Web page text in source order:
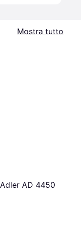
Mostra tutto
Adler AD 4450